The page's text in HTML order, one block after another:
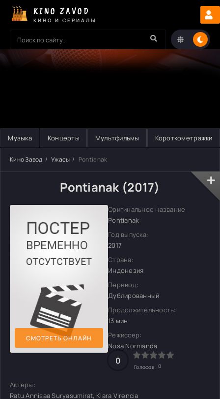
KINO ZAVOD
КИНО И СЕРИАЛЫ
Музыка Концерты Мультфильмы Короткометражки
Кино Завод Ужасы Pontianak
Pontianak (2017)
СМОТРЕТЬ ОНЛАЙН
Оригинальное название:
Pontianak
Год выпуска:
2017
Страна:
Индонезия
Перевод:
Дублированный
Продолжительность:
13 мин.
Режиссер:
Nosa Normanda
0
Голосов: 0
Актеры:
Ratu Annisaa Suryasumirat, Klara Virencia